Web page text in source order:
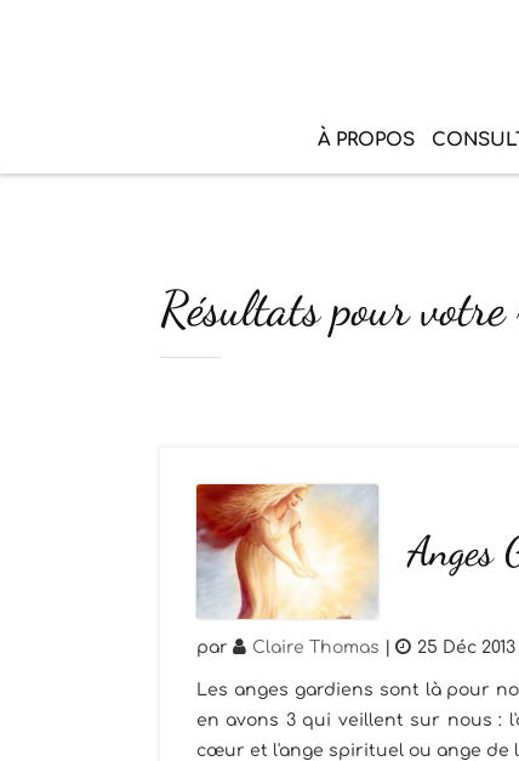
À PROPOS
Résultats pour
Anges
par Claire Thomas 25 Déc 2013
Les anges gardiens sont là pour
en avons 3 qui veillent sur nous :
cœur et l'ange spirituel ou ange de